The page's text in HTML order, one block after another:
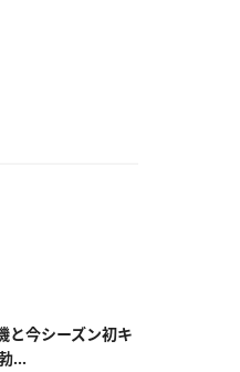
と今シーズン初キ
...